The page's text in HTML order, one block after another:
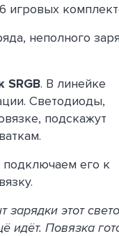
игровых
неполного
SRGB. В линейке
Светодиоды,
подскажут
подключаем его к
зарядки этот
идёт. Повязка